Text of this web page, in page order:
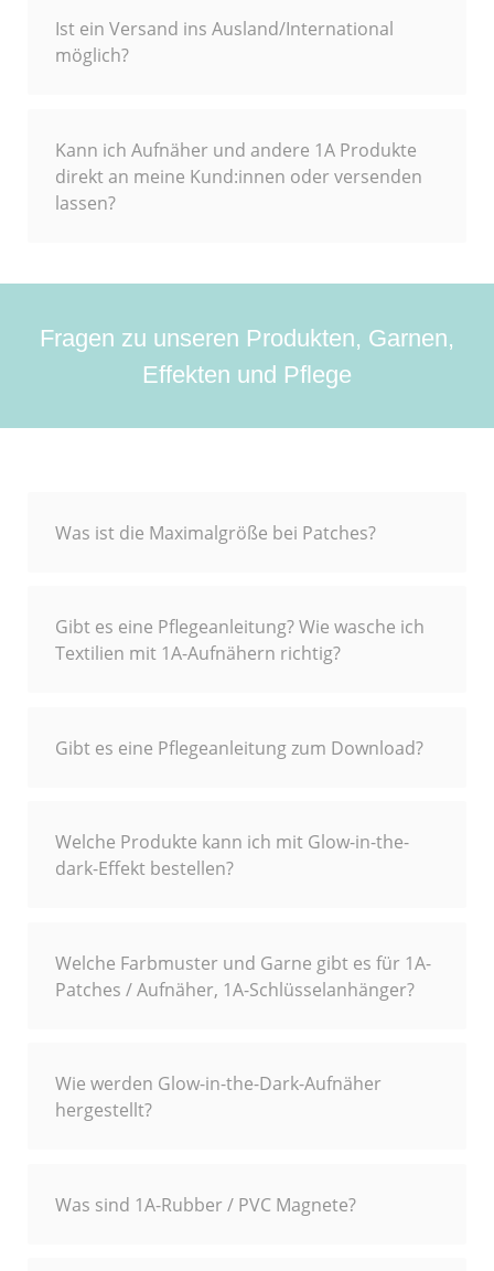
Ist ein Versand ins Ausland/International
möglich?
Kann ich Aufnäher und andere 1A Produkte
direkt an meine Kund:innen oder versenden
lassen?
Fragen zu unseren Produkten, Garnen,
Effekten und Pflege
Was ist die Maximalgröße bei Patches?
Gibt es eine Pflegeanleitung? Wie wasche ich
Textilien mit 1A-Aufnähern richtig?
Gibt es eine Pflegeanleitung zum Download?
Welche Produkte kann ich mit Glow-in-the-
dark-Effekt bestellen?
Welche Farbmuster und Garne gibt es für 1A-
Patches / Aufnäher, 1A-Schlüsselanhänger?
Wie werden Glow-in-the-Dark-Aufnäher
hergestellt?
Was sind 1A-Rubber / PVC Magnete?